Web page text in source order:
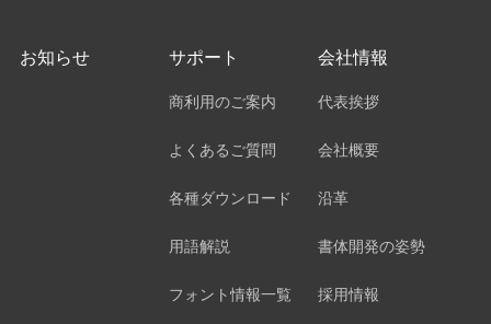
お知らせ サポート
商利用のご案内
よくあるご質問
各種ダウンロード
用語解説
フォント情報一覧
会社情報
代表挨拶
会社概要
沿革
書体開発の姿勢
採用情報